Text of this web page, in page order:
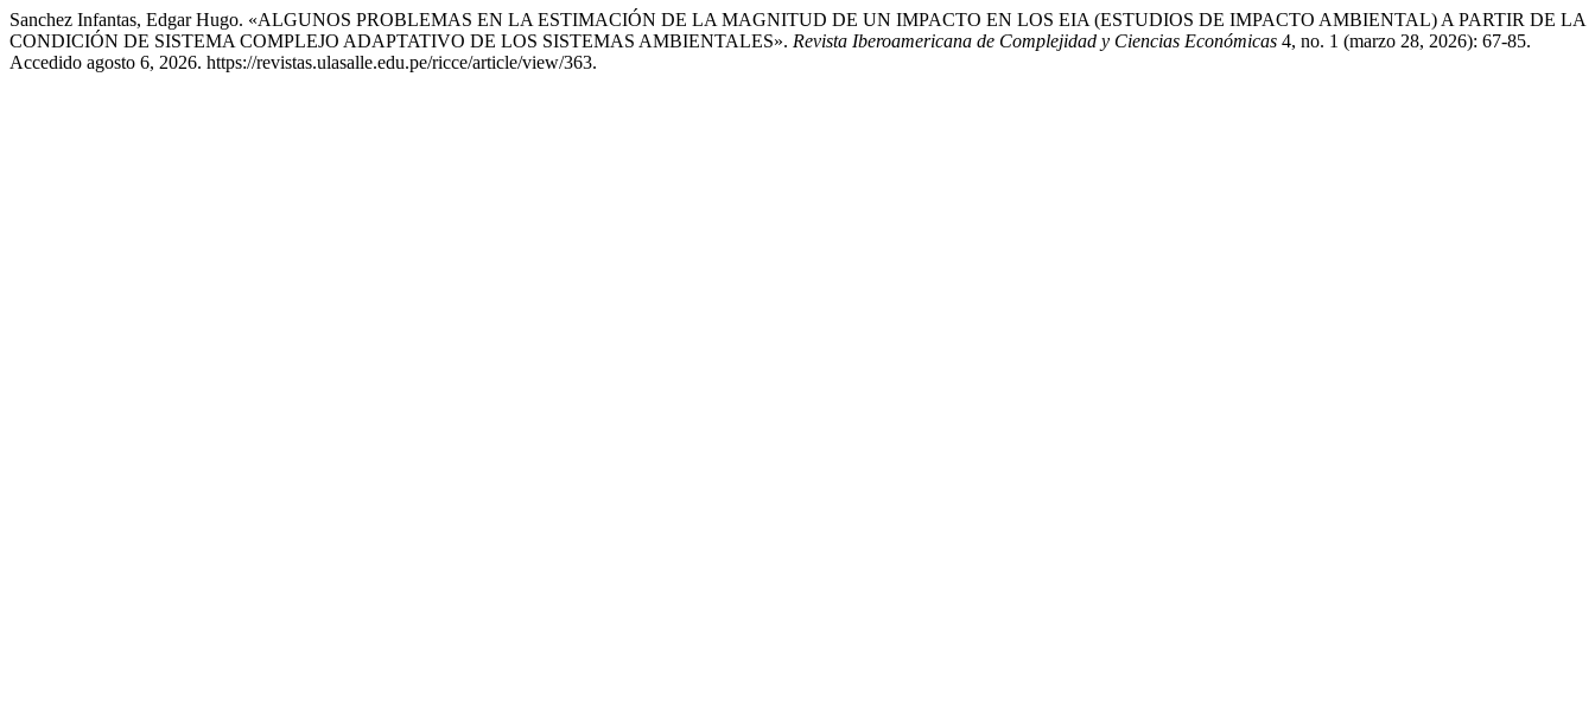
Sanchez Infantas, Edgar Hugo. «ALGUNOS PROBLEMAS EN LA ESTIMACIÓN DE LA MAGNITUD DE UN IMPACTO EN LOS EIA (ESTUDIOS DE IMPACTO AMBIENTAL) A PARTIR DE LA
CONDICIÓN DE SISTEMA COMPLEJO ADAPTATIVO DE LOS SISTEMAS AMBIENTALES». Revista Iberoamericana de Complejidad y Ciencias Económicas 4, no. 1 (marzo 28, 2026): 67-85.
Accedido agosto 6, 2026. https://revistas.ulasalle.edu.pe/ricce/article/view/363.